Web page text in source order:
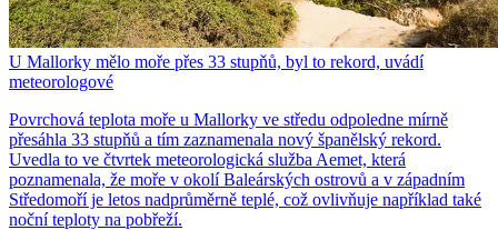
U Mallorky mělo moře přes 33 stupňů, byl to rekord, uvádí
meteorologové
Povrchová teplota moře u Mallorky ve středu odpoledne mírně
přesáhla 33 stupňů a tím zaznamenala nový španělský rekord.
Uvedla to ve čtvrtek meteorologická služba Aemet, která
poznamenala, že moře v okolí Baleárských ostrovů a v západním
Středomoří je letos nadprůměrně teplé, což ovlivňuje například také
noční teploty na pobřeží.